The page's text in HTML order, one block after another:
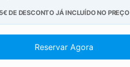
5€ DE DESCONTO JÁ INCLUÍDO NO PREÇO
Reservar Agora